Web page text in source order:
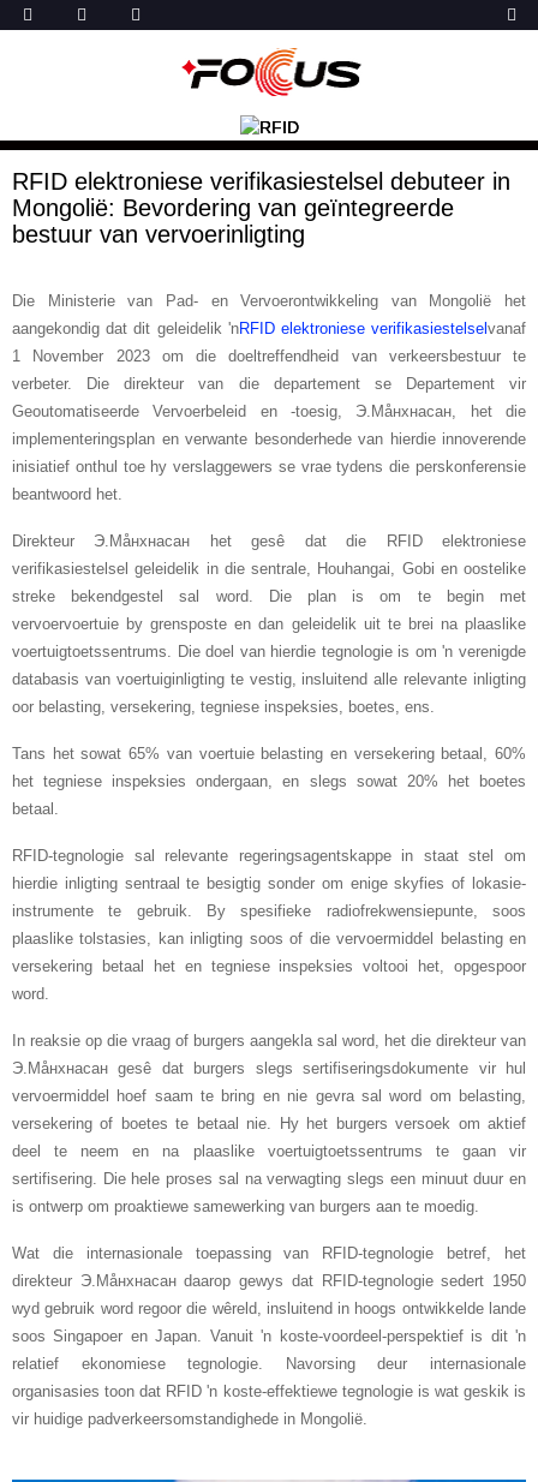
RFID elektroniese verifikasiestelsel debuteer in
Mongolië: Bevordering van geïntegreerde
bestuur van vervoerinligting
Die Ministerie van Pad- en Vervoerontwikkeling van Mongolië het
aangekondig dat dit geleidelik 'nRFID elektroniese verifikasiestelselvanaf
1 November 2023 om die doeltreffendheid van verkeersbestuur te
verbeter. Die direkteur van die departement se Departement vir
Geoutomatiseerde Vervoerbeleid en -toesig, Э.Мåнхнасан, het die
implementeringsplan en verwante besonderhede van hierdie innoverende
inisiatief onthul toe hy verslaggewers se vrae tydens die perskonferensie
beantwoord het.
Direkteur Э.Мåнхнасан het gesê dat die RFID elektroniese
verifikasiestelsel geleidelik in die sentrale, Houhangai, Gobi en oostelike
streke bekendgestel sal word. Die plan is om te begin met
vervoervoertuie by grensposte en dan geleidelik uit te brei na plaaslike
voertuigtoetssentrums. Die doel van hierdie tegnologie is om 'n verenigde
databasis van voertuiginligting te vestig, insluitend alle relevante inligting
oor belasting, versekering, tegniese inspeksies, boetes, ens.
Tans het sowat 65% van voertuie belasting en versekering betaal, 60%
het tegniese inspeksies ondergaan, en slegs sowat 20% het boetes
betaal.
RFID-tegnologie sal relevante regeringsagentskappe in staat stel om
hierdie inligting sentraal te besigtig sonder om enige skyfies of lokasie-
instrumente te gebruik. By spesifieke radiofrekwensiepunte, soos
plaaslike tolstasies, kan inligting soos of die vervoermiddel belasting en
versekering betaal het en tegniese inspeksies voltooi het, opgespoor
word.
In reaksie op die vraag of burgers aangekla sal word, het die direkteur van
Э.Мåнхнасан gesê dat burgers slegs sertifiseringsdokumente vir hul
vervoermiddel hoef saam te bring en nie gevra sal word om belasting,
versekering of boetes te betaal nie. Hy het burgers versoek om aktief
deel te neem en na plaaslike voertuigtoetssentrums te gaan vir
sertifisering. Die hele proses sal na verwagting slegs een minuut duur en
is ontwerp om proaktiewe samewerking van burgers aan te moedig.
Wat die internasionale toepassing van RFID-tegnologie betref, het
direkteur Э.Мåнхнасан daarop gewys dat RFID-tegnologie sedert 1950
wyd gebruik word regoor die wêreld, insluitend in hoogs ontwikkelde lande
soos Singapoer en Japan. Vanuit 'n koste-voordeel-perspektief is dit 'n
relatief ekonomiese tegnologie. Navorsing deur internasionale
organisasies toon dat RFID 'n koste-effektiewe tegnologie is wat geskik is
vir huidige padverkeersomstandighede in Mongolië.